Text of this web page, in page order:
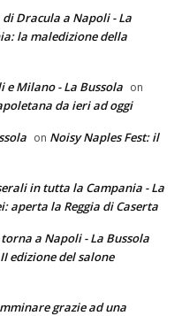
Dracula a Napoli - La
la maledizione della
e Milano - La Bussola on
da ieri ad oggi
on Noisy Naples Fest: il
in tutta la Campania - La
aperta la Reggia di Caserta
a Napoli - La Bussola
edizione del salone
grazie ad una